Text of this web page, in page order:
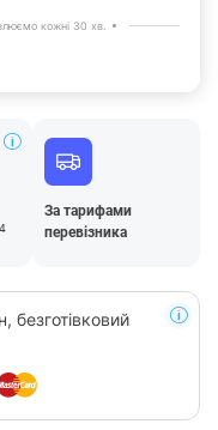
кожні 30 хв.
За тарифами
перевізника
безготівковий